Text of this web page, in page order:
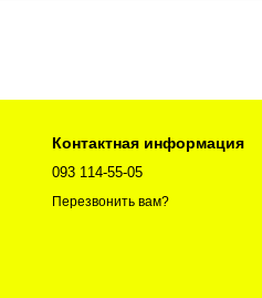
Контактная информация
093 114-55-05
Перезвонить вам?